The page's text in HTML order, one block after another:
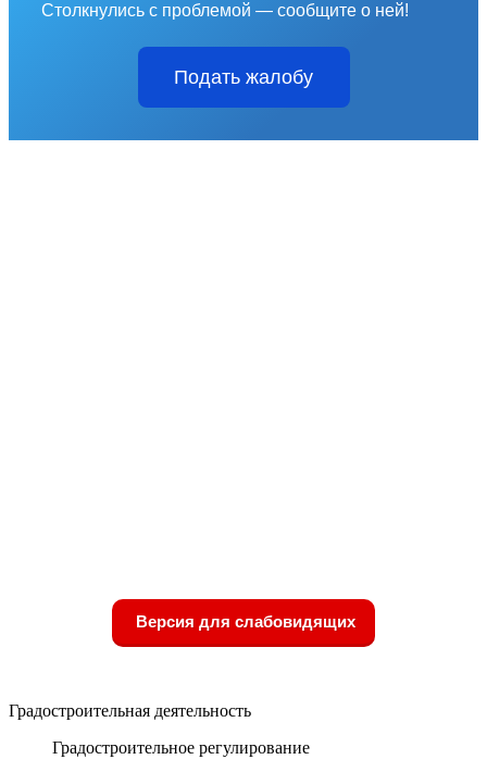
Столкнулись с проблемой — сообщите о ней!
Подать жалобу
Версия для слабовидящих
Градостроительная деятельность
Градостроительное регулирование